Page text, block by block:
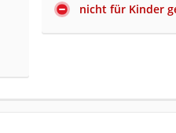
nicht für Kinder